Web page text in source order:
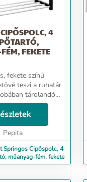
4
FEKETE
fekete színű
teszi a ruhatár
tárolandó
elrendezését.
helyen tárolhatja a
A polc stabil
Pepita
Springos Cipőspolc, 4
műanyag-fém, fekete